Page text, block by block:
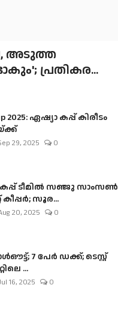
അടുത്ത
പ്രതികര...
2025: ഏഷ്യാ കപ്പ് കിരീടം
29, 2025 0
ടീമിൽ സഞ്ജു സാംസൺ
കീപ്പർ; സൂര...
20, 2025 0
7 പേർ ഡക്ക്; ടെസ്റ്റ്
...
16, 2025 0